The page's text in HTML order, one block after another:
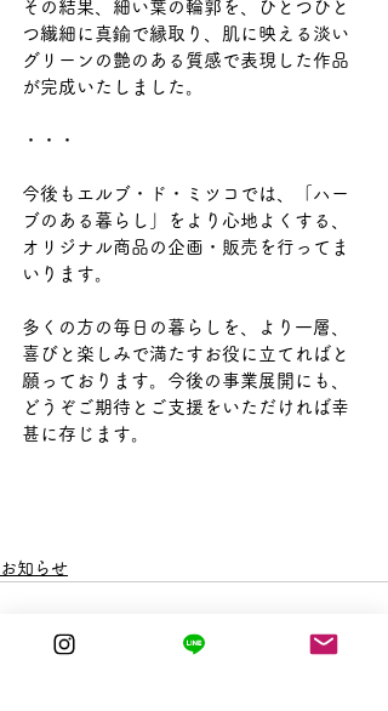
その結果、細い葉の輪郭を、ひとつひと
つ繊細に真鍮で縁取り、肌に映える淡い
グリーンの艶のある質感で表現した作品
が完成いたしました。
・・・
今後もエルブ・ド・ミツコでは、「ハー
ブのある暮らし」をより心地よくする​、
オリジナル商品の企画・販売を行ってま
いります。
多くの方の毎日の暮らしを、より一層、
喜びと楽しみで満たすお役に立てればと
願っております。今後の事業展開にも、
どうぞご期待とご支援をいただければ幸
甚に存じます。
お知らせ